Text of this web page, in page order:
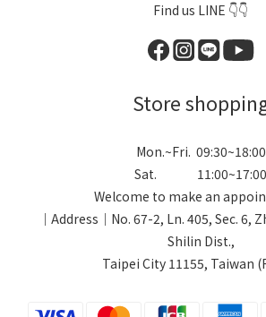
Find us LINE 👇👇
Store
Mon.~Fri. 09:30~18:00
Sat. 11:00~17:00
Welcome to make an
｜Address｜No. 67-2, Ln. 405, Sec. 6,
Shilin Dist.,
Taipei City 11155, Taiwan